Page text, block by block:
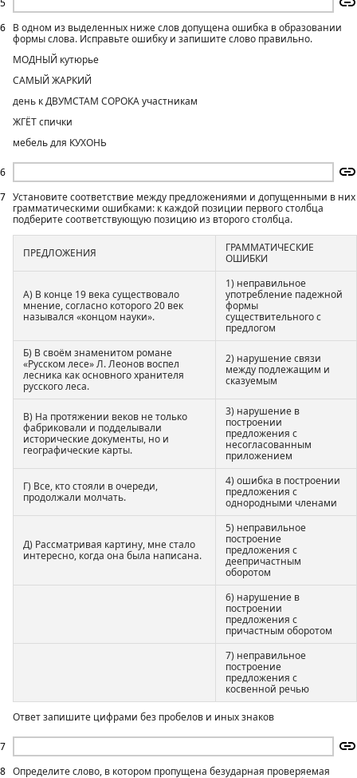
5
6
6
В одном из выделенных ниже слов допущена ошибка в образовании
формы слова. Исправьте ошибку и запишите слово правильно.
МОДНЫЙ кутюрье
САМЫЙ ЖАРКИЙ
день к ДВУМСТАМ СОРОКА участникам
ЖГЁТ спички
мебель для КУХОНЬ
7
7
Установите соответствие между предложениями и допущенными в них
грамматическими ошибками: к каждой позиции первого столбца
подберите соответствующую позицию из второго столбца.
ПРЕДЛОЖЕНИЯ
ГРАММАТИЧЕСКИЕ
ОШИБКИ
А) В конце 19 века существовало
мнение, согласно которого 20 век
назывался «концом науки».
1) неправильное
употребление падежной
формы
существительного с
предлогом
Б) В своём знаменитом романе
«Русском лесе» Л. Леонов воспел
лесника как основного хранителя
русского леса.
2) нарушение связи
между подлежащим и
сказуемым
В) На протяжении веков не только
фабриковали и подделывали
исторические документы, но и
географические карты.
3) нарушение в
построении
предложения с
несогласованным
приложением
Г) Все, кто стояли в очереди,
продолжали молчать.
4) ошибка в построении
предложения с
однородными членами
Д) Рассматривая картину, мне стало
интересно, когда она была написана.
5) неправильное
построение
предложения с
деепричастным
оборотом
6) нарушение в
построении
предложения с
причастным оборотом
7) неправильное
построение
предложения с
косвенной речью
Ответ запишите цифрами без пробелов и иных знаков
8 Определите слово, в котором пропущена безударная проверяемая